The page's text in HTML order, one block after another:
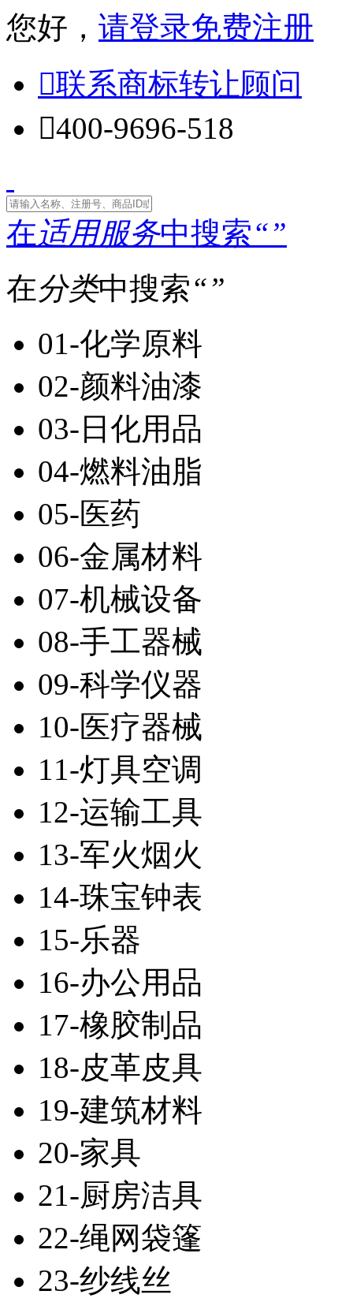
您好， 请登录免费注册
联系商标转让顾问
400-9696-518
在适用服务中搜索“”
在分类中搜索“”
01-化学原料
02-颜料油漆
03-日化用品
04-燃料油脂
05-医药
06-金属材料
07-机械设备
08-手工器械
09-科学仪器
10-医疗器械
11-灯具空调
12-运输工具
13-军火烟火
14-珠宝钟表
15-乐器
16-办公用品
17-橡胶制品
18-皮革皮具
19-建筑材料
20-家具
21-厨房洁具
22-绳网袋篷
23-纱线丝